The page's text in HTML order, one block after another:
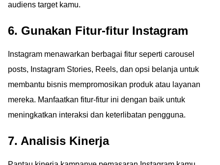
audiens target kamu.
6. Gunakan Fitur-fitur Instagram
Instagram menawarkan berbagai fitur seperti carousel
posts, Instagram Stories, Reels, dan opsi belanja untuk
membantu bisnis mempromosikan produk atau layanan
mereka. Manfaatkan fitur-fitur ini dengan baik untuk
meningkatkan interaksi dan keterlibatan pengguna.
7. Analisis Kinerja